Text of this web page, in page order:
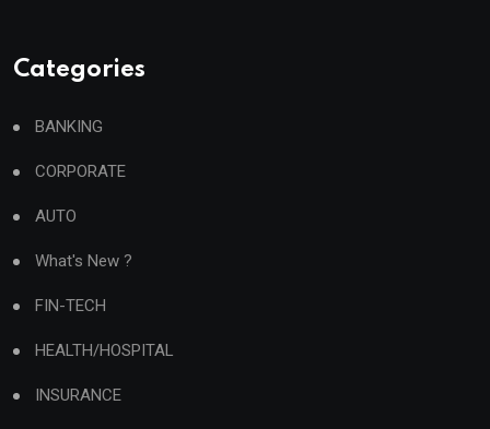
Categories
BANKING
CORPORATE
AUTO
What's New ?
FIN-TECH
HEALTH/HOSPITAL
INSURANCE